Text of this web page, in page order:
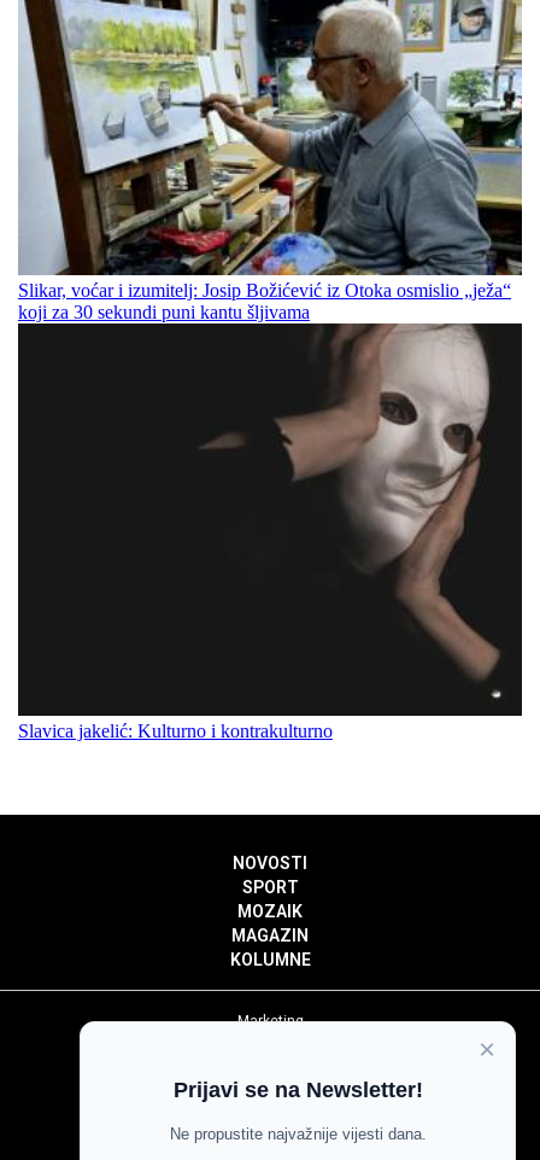
Slikar, voćar i izumitelj: Josip Božićević iz Otoka osmislio „ježa“
koji za 30 sekundi puni kantu šljivama
Slavica jakelić: Kulturno i kontrakulturno
NOVOSTI
SPORT
MOZAIK
MAGAZIN
KOLUMNE
Marketing
Impressum
Pravila komentiranja
×
Prijavi se na Newsletter!
Ne propustite najvažnije vijesti dana.